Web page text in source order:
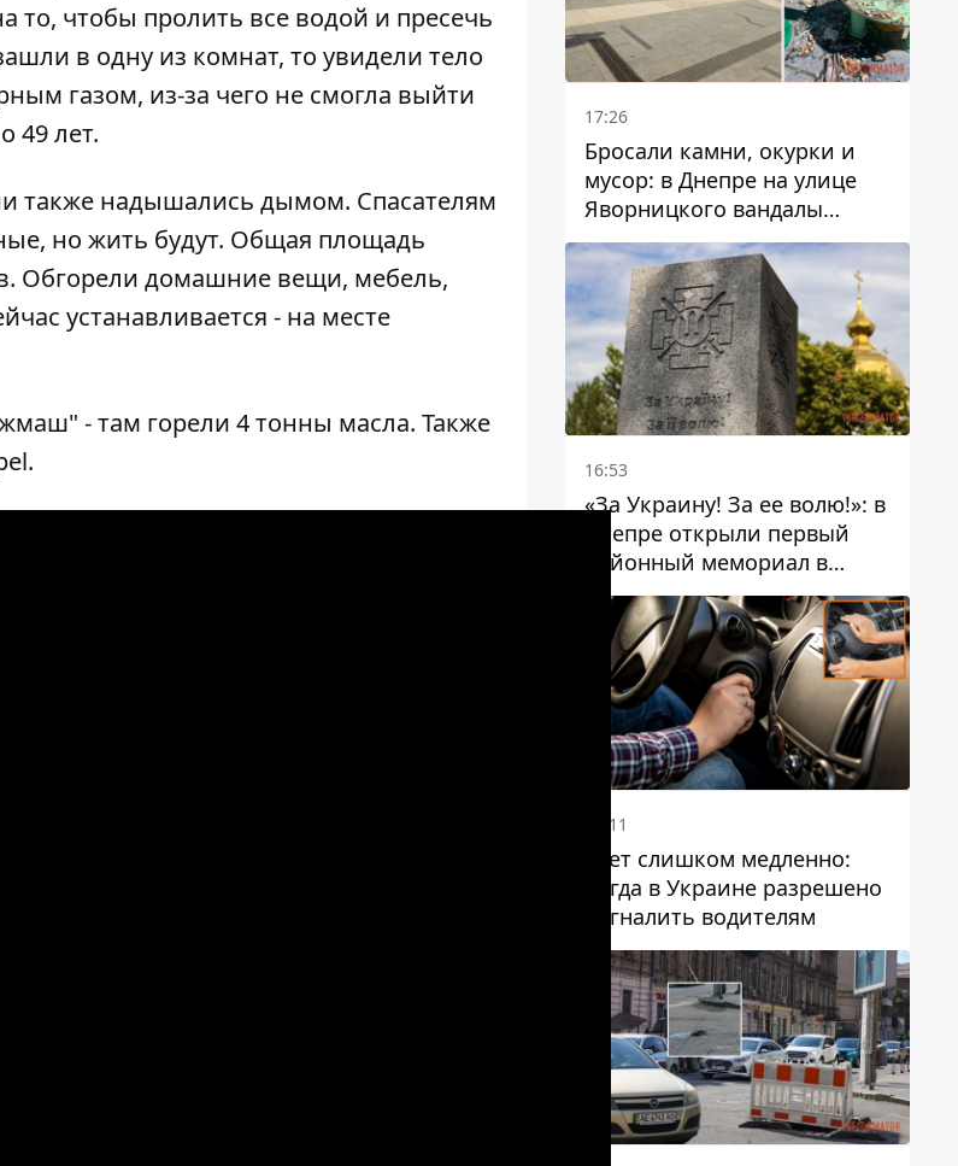
то, чтобы пролить все водой и пресечь
в одну из комнат, то увидели тело
газом, из-за чего не смогла выйти
49 лет.
также надышались дымом. Спасателям
но жить будут. Общая площадь
Обгорели домашние вещи, мебель,
устанавливается - на месте
- там горели 4 тонны масла. Также
.
17:26
Бросали камни, окурки и
мусор: в Днепре на улице
Яворницкого вандалы
повредили питьевые
фонтаны
16:53
«За Украину! За ее волю!»: в
Днепре открыли первый
районный мемориал в
честь погибших
Защитников
16:11
Едет слишком медленно:
когда в Украине разрешено
сигналить водителям